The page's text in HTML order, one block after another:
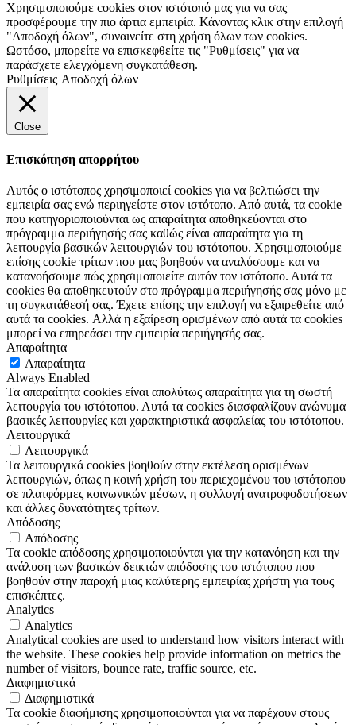
Χρησιμοποιούμε cookies στον ιστότοπό μας για να σας
προσφέρουμε την πιο άρτια εμπειρία. Κάνοντας κλικ στην επιλογή
"Αποδοχή όλων", συναινείτε στη χρήση όλων των cookies.
Ωστόσο, μπορείτε να επισκεφθείτε τις "Ρυθμίσεις" για να
παράσχετε ελεγχόμενη συγκατάθεση.
Ρυθμίσεις Αποδοχή όλων
Close
Επισκόπηση απορρήτου
Αυτός ο ιστότοπος χρησιμοποιεί cookies για να βελτιώσει την
εμπειρία σας ενώ περιηγείστε στον ιστότοπο. Από αυτά, τα cookie
που κατηγοριοποιούνται ως απαραίτητα αποθηκεύονται στο
πρόγραμμα περιήγησής σας καθώς είναι απαραίτητα για τη
λειτουργία βασικών λειτουργιών του ιστότοπου. Χρησιμοποιούμε
επίσης cookie τρίτων που μας βοηθούν να αναλύσουμε και να
κατανοήσουμε πώς χρησιμοποιείτε αυτόν τον ιστότοπο. Αυτά τα
cookies θα αποθηκευτούν στο πρόγραμμα περιήγησής σας μόνο με
τη συγκατάθεσή σας. Έχετε επίσης την επιλογή να εξαιρεθείτε από
αυτά τα cookies. Αλλά η εξαίρεση ορισμένων από αυτά τα cookies
μπορεί να επηρεάσει την εμπειρία περιήγησής σας.
Απαραίτητα
Απαραίτητα
Always Enabled
Τα απαραίτητα cookies είναι απολύτως απαραίτητα για τη σωστή
λειτουργία του ιστότοπου. Αυτά τα cookies διασφαλίζουν ανώνυμα
βασικές λειτουργίες και χαρακτηριστικά ασφαλείας του ιστότοπου.
Λειτουργικά
Λειτουργικά
Τα λειτουργικά cookies βοηθούν στην εκτέλεση ορισμένων
λειτουργιών, όπως η κοινή χρήση του περιεχομένου του ιστότοπου
σε πλατφόρμες κοινωνικών μέσων, η συλλογή ανατροφοδοτήσεων
και άλλες δυνατότητες τρίτων.
Απόδοσης
Απόδοσης
Τα cookie απόδοσης χρησιμοποιούνται για την κατανόηση και την
ανάλυση των βασικών δεικτών απόδοσης του ιστότοπου που
βοηθούν στην παροχή μιας καλύτερης εμπειρίας χρήστη για τους
επισκέπτες.
Analytics
Analytics
Analytical cookies are used to understand how visitors interact with
the website. These cookies help provide information on metrics the
number of visitors, bounce rate, traffic source, etc.
Διαφημιστικά
Διαφημιστικά
Τα cookie διαφήμισης χρησιμοποιούνται για να παρέχουν στους